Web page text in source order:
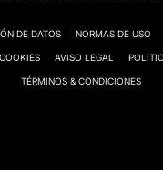
DE DATOS NORMAS DE USO
AVISO LEGAL
TÉRMINOS & CONDICIONES